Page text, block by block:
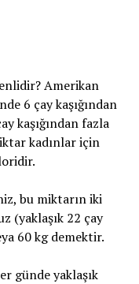
Amerikan
6 çay kaşığından
kaşığından fazla
kadınlar için
bu miktarın iki
(yaklaşık 22 çay
60 kg demektir.
günde yaklaşık